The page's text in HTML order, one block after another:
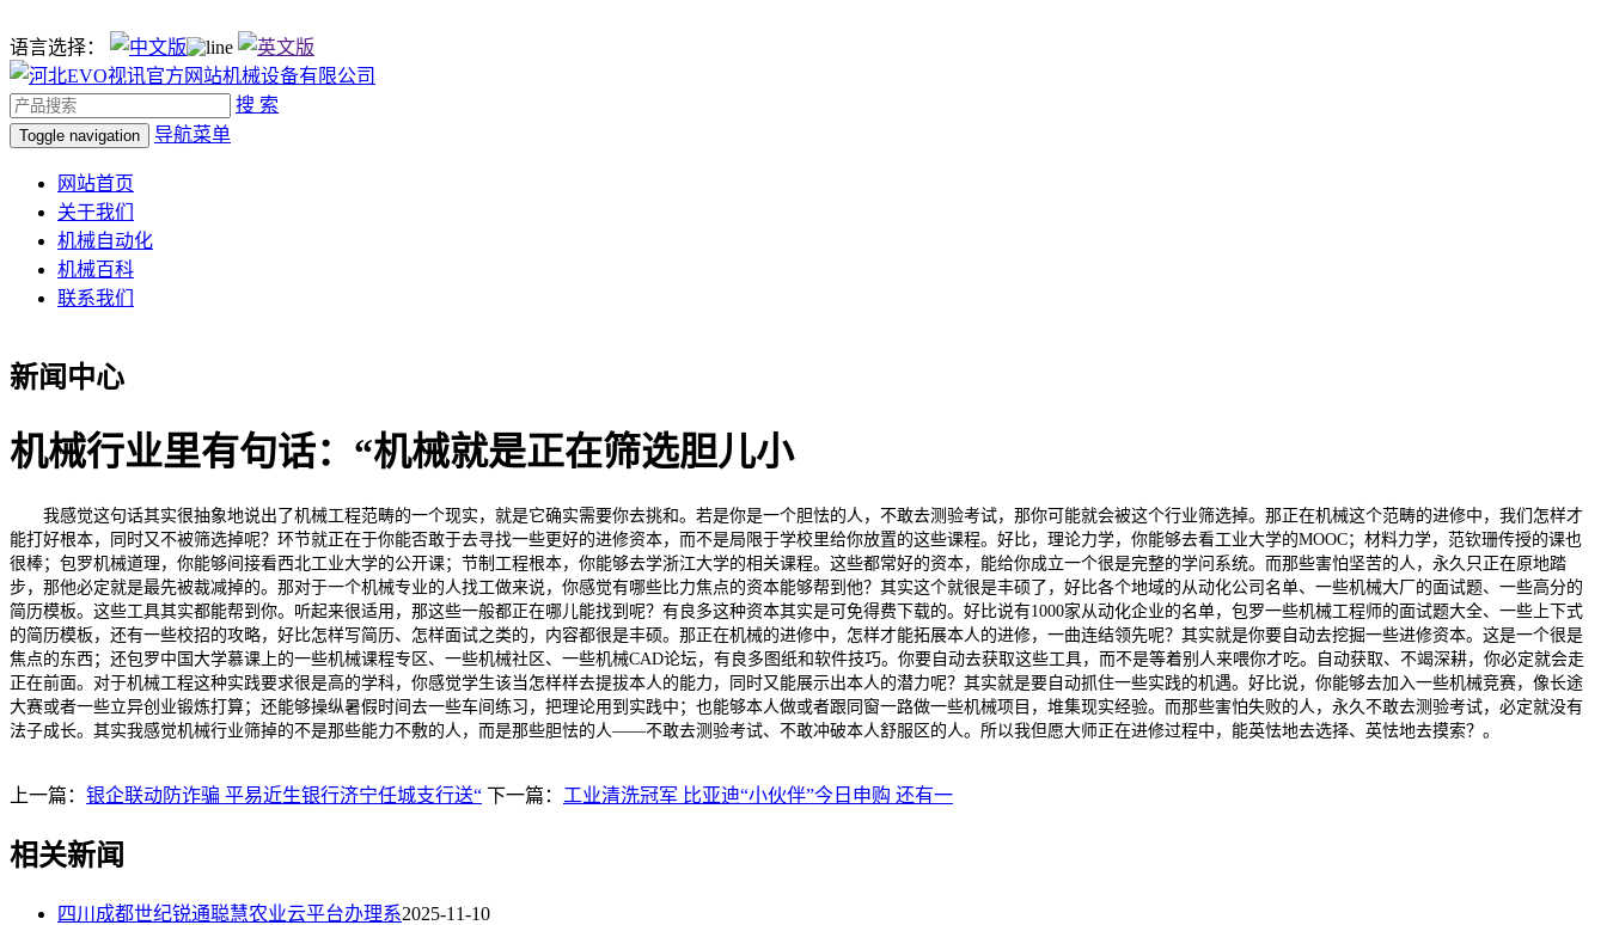
语言选择：
搜 索
Toggle navigation 导航菜单
网站首页
关于我们
机械自动化
机械百科
联系我们
新闻中心
机械行业里有句话：“机械就是正在筛选胆儿小
我感觉这句话其实很抽象地说出了机械工程范畴的一个现实，就是它确实需要你去挑和。若是你是一个胆怯的人，不敢去测验考试，那你可能就会被这个行业筛选掉。那正在机械这个范畴的进修中，我们怎样才
能打好根本，同时又不被筛选掉呢？环节就正在于你能否敢于去寻找一些更好的进修资本，而不是局限于学校里给你放置的这些课程。好比，理论力学，你能够去看工业大学的MOOC；材料力学，范钦珊传授的课也
很棒；包罗机械道理，你能够间接看西北工业大学的公开课；节制工程根本，你能够去学浙江大学的相关课程。这些都常好的资本，能给你成立一个很是完整的学问系统。而那些害怕坚苦的人，永久只正在原地踏
步，那他必定就是最先被裁减掉的。那对于一个机械专业的人找工做来说，你感觉有哪些比力焦点的资本能够帮到他？其实这个就很是丰硕了，好比各个地域的从动化公司名单、一些机械大厂的面试题、一些高分的
简历模板。这些工具其实都能帮到你。听起来很适用，那这些一般都正在哪儿能找到呢？有良多这种资本其实是可免得费下载的。好比说有1000家从动化企业的名单，包罗一些机械工程师的面试题大全、一些上下式
的简历模板，还有一些校招的攻略，好比怎样写简历、怎样面试之类的，内容都很是丰硕。那正在机械的进修中，怎样才能拓展本人的进修，一曲连结领先呢？其实就是你要自动去挖掘一些进修资本。这是一个很是
焦点的东西；还包罗中国大学慕课上的一些机械课程专区、一些机械社区、一些机械CAD论坛，有良多图纸和软件技巧。你要自动去获取这些工具，而不是等着别人来喂你才吃。自动获取、不竭深耕，你必定就会走
正在前面。对于机械工程这种实践要求很是高的学科，你感觉学生该当怎样样去提拔本人的能力，同时又能展示出本人的潜力呢？其实就是要自动抓住一些实践的机遇。好比说，你能够去加入一些机械竞赛，像长途
大赛或者一些立异创业锻炼打算；还能够操纵暑假时间去一些车间练习，把理论用到实践中；也能够本人做或者跟同窗一路做一些机械项目，堆集现实经验。而那些害怕失败的人，永久不敢去测验考试，必定就没有
法子成长。其实我感觉机械行业筛掉的不是那些能力不敷的人，而是那些胆怯的人——不敢去测验考试、不敢冲破本人舒服区的人。所以我但愿大师正在进修过程中，能英怯地去选择、英怯地去摸索？。
上一篇： 银企联动防诈骗 平易近生银行济宁任城支行送“ 下一篇： 工业清洗冠军 比亚迪“小伙伴”今日申购 还有一
相关新闻
四川成都世纪锐通聪慧农业云平台办理系2025-11-10